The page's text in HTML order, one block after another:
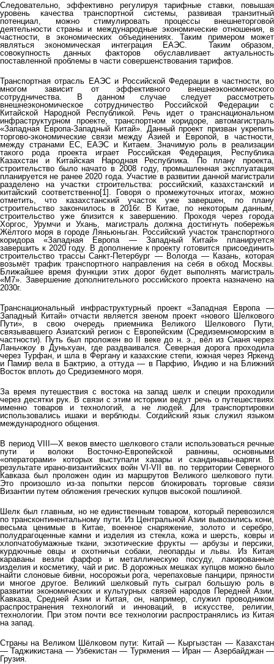
Следовательно, эффективно регулируя тарифные ставки, повышая
уровень качества транспортной системы, развивая транзитный
потенциал, можно стимулировать процессы внешнеторговой
деятельности страны и международные экономические отношения, в
частности, в экономических объединениях. Таким примером может
являться экономическая интеграция ЕАЭС. Таким образом,
совокупность данных факторов обуславливает актуальность
поставленной проблемы в части совершенствования тарифов.
Транспортная отрасль ЕАЭС и Российской Федерации в частности, во
многом зависит от эффективного внешнеэкономического
сотрудничества. В данном случае следует рассмотреть
внешнеэкономическое сотрудничество Российской Федерации с
Китайской Народной Республикой. Речь идет о транснациональном
инфраструктурном проекте, транспортном коридоре, автомагистраль
«Западная Европа-Западный Китай». Данный проект призван укрепить
торгово-экономические связи между Азией и Европой, в частности,
между странами ЕС, ЕАЭС и Китаем. Значимую роль в реализации
такого рода проекта играет Российская Федерация, Республика
Казахстан и Китайская Народная Республика. По плану проекта,
строительство было начато в 2008 году, промышленная эксплуатация
планируется не ранее 2020 года. Участие в развитии данной магистрали
разделено на участки строительства: российский, казахстанский и
китайский соответственно[1]. Говоря о промежуточных итогах, можно
отметить, что казахстанский участок уже завершен, по плану
строительство закончилось в 2016г. В Китае, по некоторым данным,
строительство уже близится к завершению. Проходя через города
Хоргос, Урумчи и Ухань, магистраль должна достигнуть побережья
Жёлтого моря в городе Ляньюньган. Российский участок транспортного
коридора «Западная Европа — Западный Китай» планируется
завершить к 2020 году. В дополнение к проекту готовится присоединить
строительство трассы Санкт-Петербург — Вологда — Казань, которая
возьмёт трафик транспортного направления на себя в обход Москвы.
Ближайшее время функции этих дорог будет выполнять магистраль
«М7». Завершение дополнительного российского проекта назначено на
2030г.
Транснациональный инфраструктурный проект «Западная Европа —
Западный Китай» отчасти является звеном проект «нового Шелкового
Пути», в свою очередь приемника Великого Шелкового Пути,
связывавшего Азиатский регион с Европейским (Средиземноморским в
частности). Путь был проложен во II веке до н. э., вёл из Сианя через
Ланьчжоу в Дуньхуан, где раздваивался. Северная дорога проходила
через Турфан, и шла в Фергану и казахские степи, южная через Яркенд
и Памир вела в Бактрию, а оттуда — в Парфию, Индию и на Ближний
Восток вплоть до Средиземного моря.
За время путешествия с востока на запад шелк и специи проходили
через десятки рук. В связи с этим историки ведут речь о путешествиях
именно товаров и технологий, а не людей. Для транспортировки
использовались ишаки и верблюды. Согдийский язык служил языком
международного общения.
В период VIII—X веков вместо шелкового стали использоваться речные
пути и волоки Восточно-Европейской равнины, основными
«операторами» которых выступали хазары и скандинавы-варяги. В
результате ирано-византийских войн VI-VII вв. по территории Северного
Кавказа был проложен один из маршрутов Великого шелкового пути.
Это произошло из-за попытки персов блокировать торговые связи
Византии путем обложения греческих купцов высокой пошлиной.
Шелк был главным, но не единственным товаром, который перевозился
по трансконтинентальному пути. Из Центральной Азии вывозились кони,
весьма ценимые в Китае, военное снаряжение, золото и серебро,
полудрагоценные камни и изделия из стекла, кожа и шерсть, ковры и
хлопчатобумажные ткани, экзотические фрукты — арбузы и персики,
курдючные овцы и охотничьи собаки, леопарды и львы. Из Китая
караваны везли фарфор и металлическую посуду, лакированные
изделия и косметику, чай и рис. В дорожных мешках купцов можно было
найти слоновые бивни, носорожьи рога, черепаховые панцири, пряности
и многое другое. Великий шелковый путь сыграл большую роль в
развитии экономических и культурных связей народов Передней Азии,
Кавказа, Средней Азии и Китая, он, например, служил проводником
распространения технологий и инноваций, в искусстве, религии,
технологии. При этом почти все технологии распространялись из Китая
на запад.
Страны на Великом Шёлковом пути: Китай — Кыргызстан — Казахстан
— Таджикистана — Узбекистан — Туркмения — Иран — Азербайджан —
Грузия.